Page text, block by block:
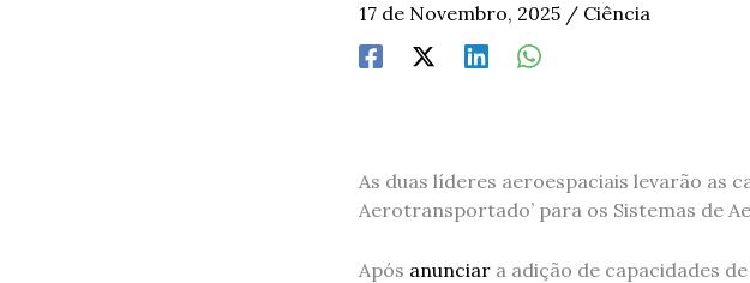
17 de Novembro, 2025 / Ciência
As duas líderes aeroespaciais levarão as
Aerotransportado’ para os Sistemas de
Após anunciara adição de capacidades